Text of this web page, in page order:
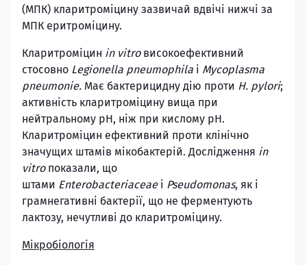
(МПК) кларитроміцину зазвичай вдвічі нижчі за
МПК еритроміцину.
Кларитроміцин in vitroвисокоефективний
стосовно Legionella pneumophila і Mycoplasma
pneumonie. Має бактерицидну дію проти H. pylori;
активність кларитроміцину вища при
нейтральному рН, ніж при кислому рН.
Кларитроміцин ефективний проти клінічно
значущих штамів мікобактерій. Дослідження in
vitroпоказали, що
штами Enterobacteriaceaeі Pseudomonas, як і
грамнегативні бактерії, що не ферментують
лактозу, нечутливі до кларитроміцину.
Мікробіологія